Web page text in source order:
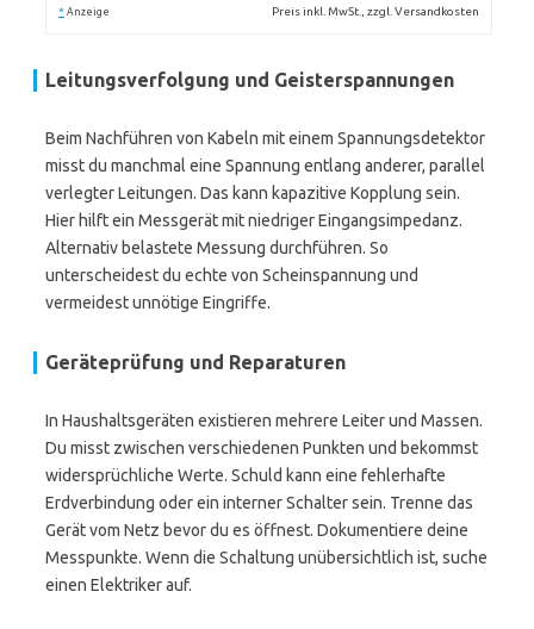
* Anzeige Preis inkl. MwSt., zzgl. Versandkosten
Leitungsverfolgung und Geisterspannungen
Beim Nachführen von Kabeln mit einem Spannungsdetektor
misst du manchmal eine Spannung entlang anderer, parallel
verlegter Leitungen. Das kann kapazitive Kopplung sein.
Hier hilft ein Messgerät mit niedriger Eingangsimpedanz.
Alternativ belastete Messung durchführen. So
unterscheidest du echte von Scheinspannung und
vermeidest unnötige Eingriffe.
Geräteprüfung und Reparaturen
In Haushaltsgeräten existieren mehrere Leiter und Massen.
Du misst zwischen verschiedenen Punkten und bekommst
widersprüchliche Werte. Schuld kann eine fehlerhafte
Erdverbindung oder ein interner Schalter sein. Trenne das
Gerät vom Netz bevor du es öffnest. Dokumentiere deine
Messpunkte. Wenn die Schaltung unübersichtlich ist, suche
einen Elektriker auf.